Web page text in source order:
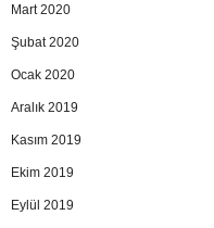
Mart 2020
Şubat 2020
Ocak 2020
Aralık 2019
Kasım 2019
Ekim 2019
Eylül 2019